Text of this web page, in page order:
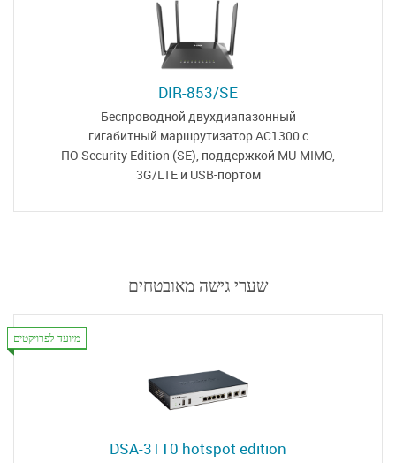
DIR-853/SE
Беспроводной двухдиапазонный
гигабитный маршрутизаторAC1300 с
ПО Security Edition (SE), поддержкой MU-MIMO,
3G/LTE и USB-портом
שערי גישה מאובטחים
מיועד לפרויקטים
DSA-3110 hotspot edition